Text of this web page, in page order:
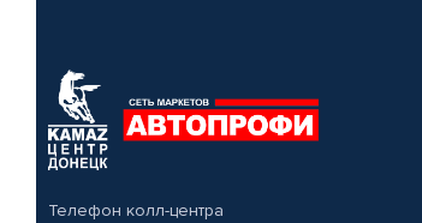
Телефон колл-центра